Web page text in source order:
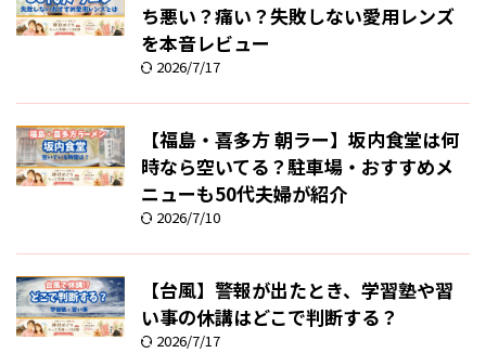
ち悪い？痛い？失敗しない愛用レンズ
を本音レビュー
2026/7/17
【福島・喜多方 朝ラー】坂内食堂は何
時なら空いてる？駐車場・おすすめメ
ニューも50代夫婦が紹介
2026/7/10
【台風】警報が出たとき、学習塾や習
い事の休講はどこで判断する？
2026/7/17